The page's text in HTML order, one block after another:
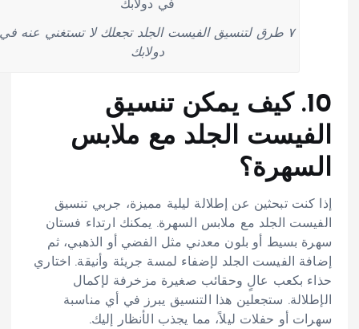
٧ طرق لتنسيق الفيست الجلد تجعلك لا تستغني عنه في
دولابك
10. كيف يمكن تنسيق
الفيست الجلد مع ملابس
السهرة؟
إذا كنت تبحثين عن إطلالة ليلية مميزة، جربي تنسيق
الفيست الجلد مع ملابس السهرة. يمكنك ارتداء فستان
سهرة بسيط أو بلون معدني مثل الفضي أو الذهبي، ثم
إضافة الفيست الجلد لإضفاء لمسة جريئة وأنيقة. اختاري
حذاء بكعب عالٍ وحقائب صغيرة مزخرفة لإكمال
الإطلالة. ستجعلين هذا التنسيق يبرز في أي مناسبة
سهرات أو حفلات ليلاً، مما يجذب الأنظار إليك.